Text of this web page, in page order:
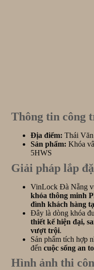
Thông tin công
Địa điểm: Thái
Sản phẩm: Khóa
5HWS
Giải pháp lắp
VinLock Đà Nẵng
khóa thông minh
đình khách hàng
Đây là dòng khóa
thiết kế hiện đại,
vượt trội.
Sản phẩm tích hợp
đến cuộc sống an
Hình ảnh thi